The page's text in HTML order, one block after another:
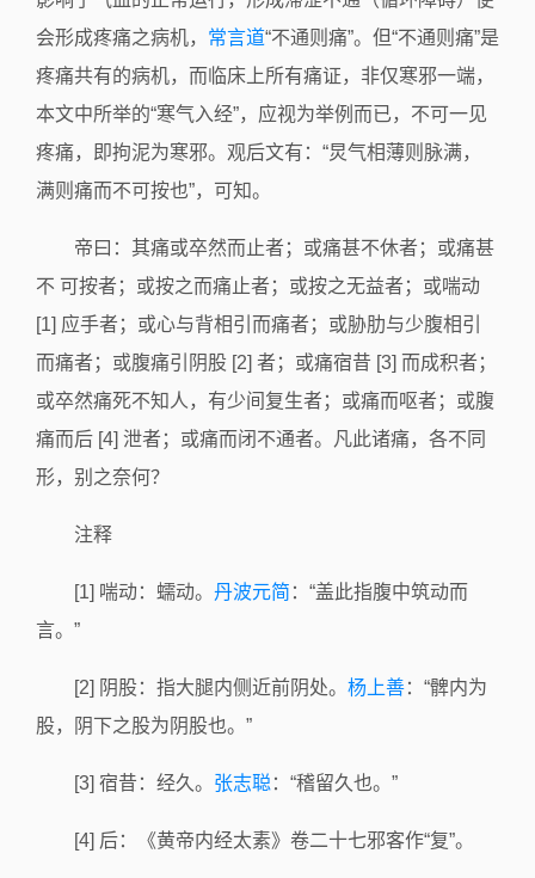
会形成疼痛之病机， 常言道“不通则痛”。但“不通则痛”是
疼痛共有的病机，而临床上所有痛证，非仅寒邪一端，
本文中所举的“寒气入经”，应视为举例而已，不可一见
疼痛，即拘泥为寒邪。观后文有：“炅气相薄则脉满，
满则痛而不可按也”，可知。
帝曰：其痛或卒然而止者；或痛甚不休者；或痛甚
不 可按者；或按之而痛止者；或按之无益者；或喘动
[1] 应手者；或心与背相引而痛者；或胁肋与少腹相引
而痛者；或腹痛引阴股 [2] 者；或痛宿昔 [3] 而成积者；
或卒然痛死不知人，有少间复生者；或痛而呕者；或腹
痛而后 [4] 泄者；或痛而闭不通者。凡此诸痛，各不同
形，别之奈何？
注释
[1] 喘动：蠕动。 丹波元简 ：“盖此指腹中筑动而
言。”
[2] 阴股：指大腿内侧近前阴处。 杨上善：“髀内为
股，阴下之股为阴股也。”
[3] 宿昔：经久。 张志聪 ：“稽留久也。”
[4] 后：《黄帝内经太素》卷二十七邪客作“复”。